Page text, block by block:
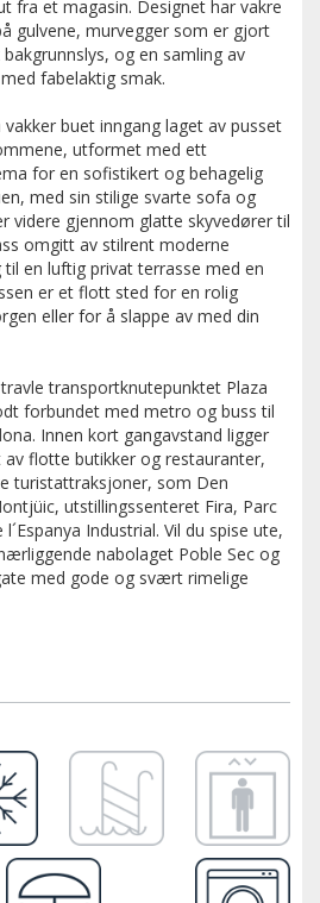
fra et magasin. Designet har vakre
gulvene, murvegger som er gjort
og en samling av
fabelaktig smak.
buet inngang laget av pusset
utformet med ett
for en sofistikert og behagelig
med sin stilige svarte sofa og
videre gjennom glatte skyvedører til
omgitt av stilrent moderne
en luftig privat terrasse med en
er et flott sted for en rolig
eller for å slappe av med din
transportknutepunktet Plaza
forbundet med metro og buss til
Innen kort gangavstand ligger
flotte butikker og restauranter,
turistattraksjoner, som Den
utstillingssenteret Fira, Parc
Industrial. Vil du spise ute,
nabolaget Poble Sec og
med gode og svært rimelige